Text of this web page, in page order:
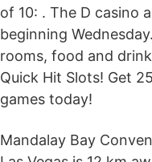
of 10: . The D casino
beginning
rooms, food and
Quick Hit Slots! Get
games today!
Mandalay Bay